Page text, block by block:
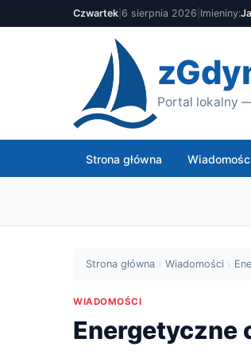
Czwartek 6 sierpnia 2026 Imieniny:
Portal lokalny
Strona główna
Strona główna › Wiadomości ›
WIADOMOŚCI
Energetyczne